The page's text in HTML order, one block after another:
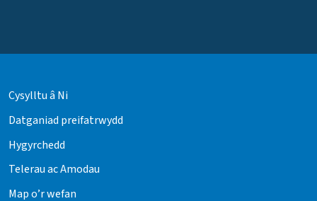
Cysylltu â Ni
Datganiad preifatrwydd
Hygyrchedd
Telerau ac Amodau
Map o’r wefan